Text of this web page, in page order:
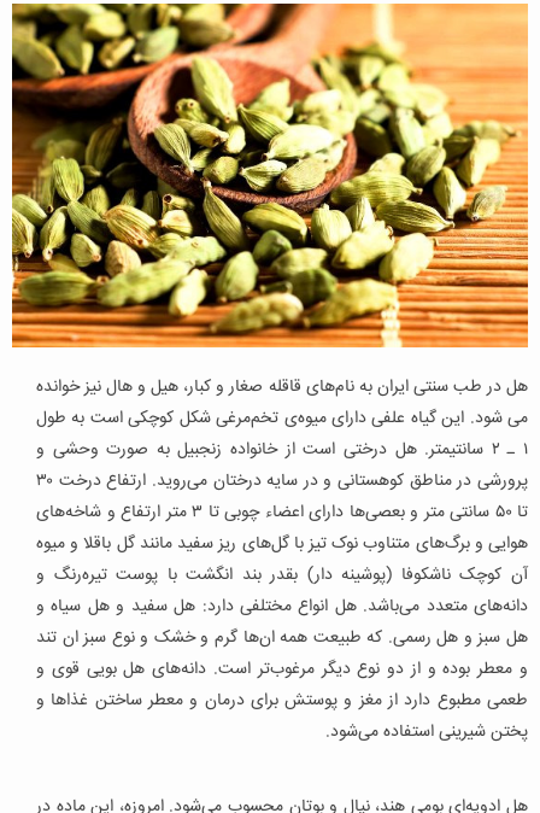
هل در طب سنتی ایران به نام‌های قاقله صغار و کبار، هیل و هال نیز خوانده
می شود. این گیاه علفی دارای میوه‌ی تخم‌مرغی شکل کوچکی است به طول
۱ ـ ۲ سانتیمتر. هل درختی است از خانواده زنجبیل به صورت وحشی و
پرورشی در مناطق کوهستانی و در سایه درختان می‌روید. ارتفاع درخت ۳۰
تا ۵۰ سانتی متر و بعصی‌ها دارای اعضاء چوبی تا ۳ متر ارتفاع و شاخه‌های
هوایی و برگ‌های متناوب نوک تیز با گل‌های ریز سفید مانند گل باقلا و میوه
آن کوچک ناشکوفا (پوشینه دار) بقدر بند انگشت با پوست تیره‌رنگ و
دانه‌های متعدد می‌باشد. هل انواع مختلفی دارد: هل سفید و هل سیاه و
هل سبز و هل رسمی. که طبیعت همه ان‌ها گرم و خشک و نوع سبز ان تند
و معطر بوده و از دو نوع دیگر مرغوب‌تر است. دانه‌های هل بویی قوی و
طعمی مطبوع دارد از مغز و پوستش برای درمان و معطر ساختن غذاها و
پختن شیرینی استفاده می‌شود.
هل ادویه‌ای بومی هند، نپال و بوتان محسوب می‌شود. امروزه، این ماده در